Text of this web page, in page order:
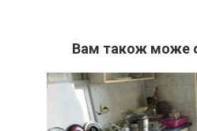
Вам також може